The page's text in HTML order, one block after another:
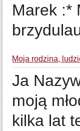
Marek :*
Moja rodzina,
Ja
moją
kilka lat